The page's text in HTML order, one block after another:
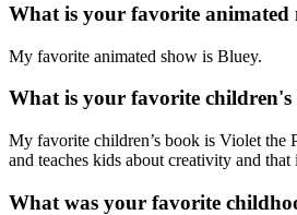
What is your favorite animated
My favorite animated show is Bluey.
What is your favorite children's
My favorite children’s book is Violet the
and teaches kids about creativity and that
What was your favorite